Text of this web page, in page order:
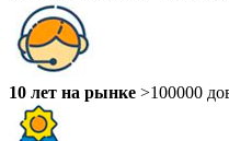
10 лет на рынке >100000